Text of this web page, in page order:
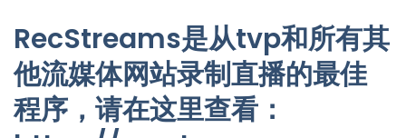
RecStreams是从tvp和所有其
他流媒体网站录制直播的最佳
程序，请在这里查看：